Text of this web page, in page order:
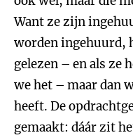
Want ze zijn
worden ingehuurd,
gelezen – en als ze
we het – maar dan
heeft. De
gemaakt: dáár zit